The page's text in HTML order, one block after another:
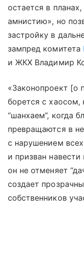
остается в
амнистию», но
застройку в
зампред комитета
и ЖКХ Владимир
«Законопроект [о
борется с хаосом,
“шанхаем”, когда
превращаются в
с нарушением
и призван
он не отменяет
создает
собственников